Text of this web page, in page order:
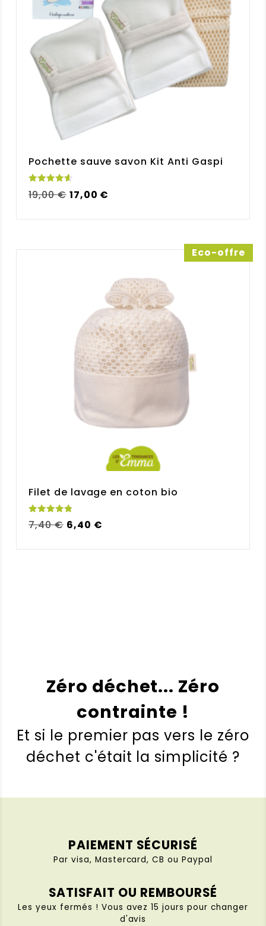
Pochette sauve savon Kit Anti Gaspi
Note
4.67
19,00€ Le
17,00 €
Eco-offre
Filet de lavage en coton bio
Note
4.88
7,40€ Le
6,40 €
Zéro déchet... Zéro
contrainte !
Et si le premier pas vers le zéro
déchet c'était la simplicité ?
PAIEMENT SÉCURISÉ
Par visa, Mastercard, CB ou Paypal
SATISFAIT OU REMBOURSÉ
Les yeux fermés ! Vous avez 15 jours pour changer
d'avis